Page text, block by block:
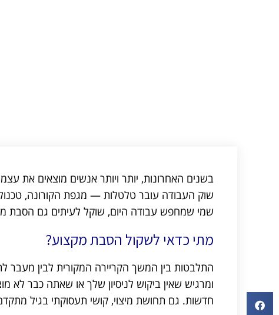
בשנים האחרונות, יותר ויותר אנשים מוצאים את
שוק העבודה עובר טלטלות — מגפת הקורונה,
שמי שמחפש עבודה היום, שוקל לעיתים גם הסבת
מתי כדאי לשקול הסבת מקצוע?
התלבטות בין המשך הקריירה המקורית לבין
ומרגיש שאין ביקוש לניסיון שלך או שאתה כבר לא
חדשות. גם תחושת מיצוי, קושי תעסוקתי בגיל